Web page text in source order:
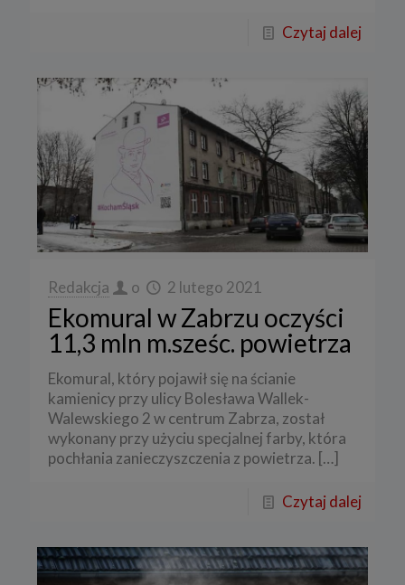
Czytaj dalej
Redakcja o 2 lutego 2021
Ekomural w Zabrzu oczyści
11,3 mln m.sześc. powietrza
Ekomural, który pojawił się na ścianie
kamienicy przy ulicy Bolesława Wallek-
Walewskiego 2 w centrum Zabrza, został
wykonany przy użyciu specjalnej farby, która
pochłania zanieczyszczenia z powietrza. […]
Czytaj dalej